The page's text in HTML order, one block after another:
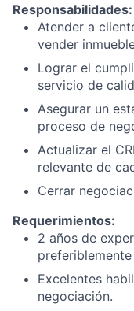
Responsabilidades:
Atender a
vender
Lograr el
servicio de
Asegurar un
proceso de
Actualizar el
relevante de
Cerrar
Requerimientos:
2 años de
Excelentes
negociación.